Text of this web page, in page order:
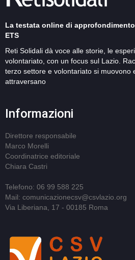
La testata online di
ETS
Reti Solidali dà voce alle storie, le
volontariato, con un focus sul Lazio.
terzo settore e volontariato si muovono
attraversano
Informazioni
Direttore responsabile
Marco Morelli
Coordinatrice editoriale
Chiara Castri
Telefono: 06 99 588 225
Mail: comunicazionecsv@csvlazio.org
Via Liberiana, 17 - 00185 Roma